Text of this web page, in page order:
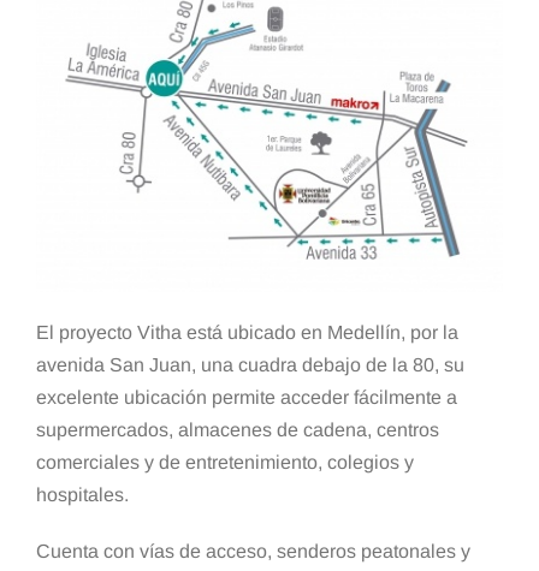
El proyecto Vitha está ubicado en Medellín, por la
avenida San Juan, una cuadra debajo de la 80, su
excelente ubicación permite acceder fácilmente a
supermercados, almacenes de cadena, centros
comerciales y de entretenimiento, colegios y
hospitales.
Cuenta con vías de acceso, senderos peatonales y